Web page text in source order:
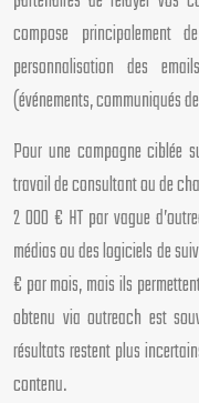
compose principalement
personnalisation des
(événements, communiqués
Pour une campagne ciblée
travail de consultant ou de
2 000 € HT par vague
médias ou des logiciels de
€ par mois, mais ils
obtenu via outreach est
résultats restent plus
contenu.